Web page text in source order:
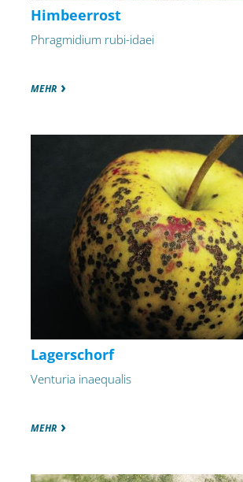
Himbeerrost
Phragmidium rubi-idaei
MEHR
Lagerschorf
Venturia inaequalis
MEHR